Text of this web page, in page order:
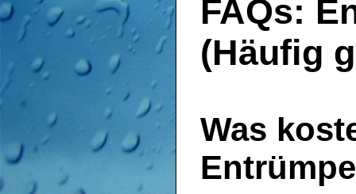
FAQs:
(Häufig
Was